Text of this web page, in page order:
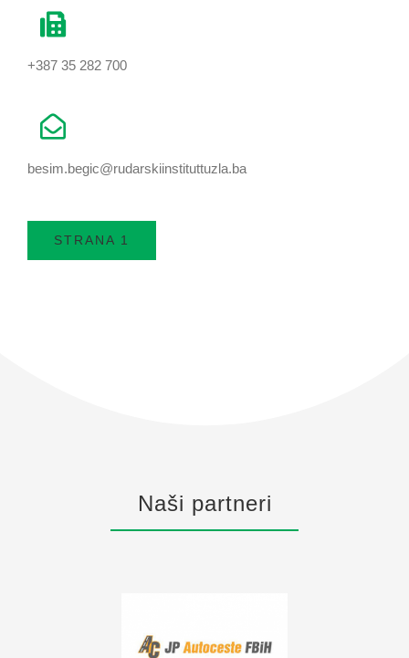
+387 35 282 700
besim.begic@rudarskiinstituttuzla.ba
STRANA 1
Naši partneri